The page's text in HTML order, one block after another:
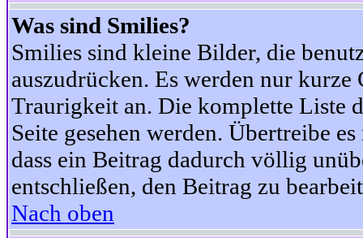
Was sind Smilies?
Smilies sind kleine Bilder, die
auszudrücken. Es werden nur
Traurigkeit an. Die komplette Liste
Seite gesehen werden. Übertreibe
dass ein Beitrag dadurch völlig
entschließen, den Beitrag zu
Nach oben